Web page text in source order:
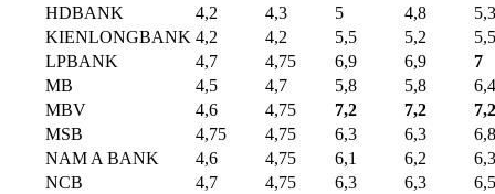
HDBANK
4,2 4,3 5 4,8
5,3
KIENLONGBANK 4,2 4,2 5,5 5,2
5,5
LPBANK
4,7 4,75 6,9 6,9
7
MB
4,5 4,7 5,8 5,8
MBV
4,6 4,75 7,2 7,2
7,2
MSB
4,75 4,75 6,3 6,3
6,8
NAM A BANK
4,6 4,75 6,1 6,2
6,3
NCB
4,7 4,75 6,3 6,3
6,5